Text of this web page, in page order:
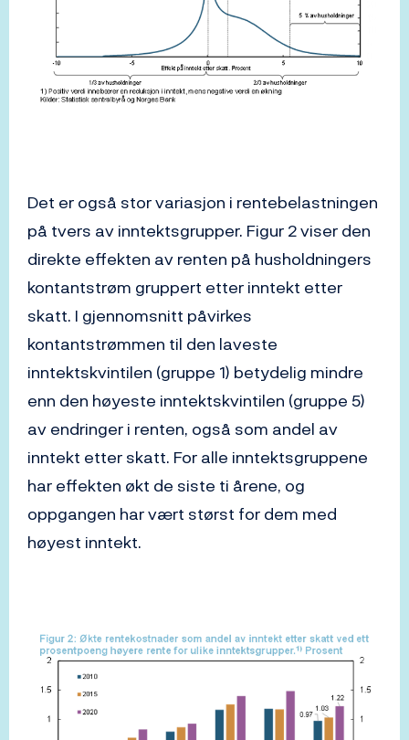
Det er også stor variasjon i rentebelastningen
på tvers av inntektsgrupper. Figur 2 viser den
direkte effekten av renten på husholdningers
kontantstrøm gruppert etter inntekt etter
skatt. I gjennomsnitt påvirkes
kontantstrømmen til den laveste
inntektskvintilen (gruppe 1) betydelig mindre
enn den høyeste inntektskvintilen (gruppe 5)
av endringer i renten, også som andel av
inntekt etter skatt. For alle inntektsgruppene
har effekten økt de siste ti årene, og
oppgangen har vært størst for dem med
høyest inntekt.